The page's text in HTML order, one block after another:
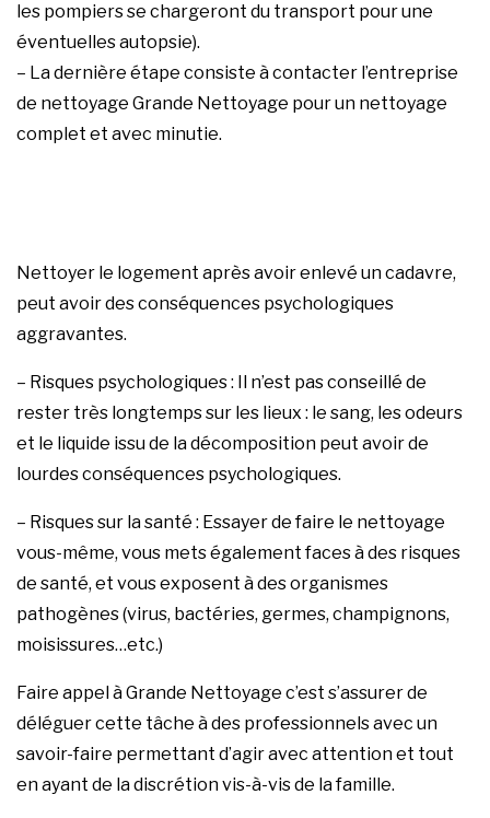
les pompiers se chargeront du transport pour une
éventuelles autopsie).
– La dernière étape consiste à contacter l’entreprise
de nettoyage Grande Nettoyage pour un nettoyage
complet et avec minutie.
Nettoyer le logement après avoir enlevé un cadavre,
peut avoir des conséquences psychologiques
aggravantes.
– Risques psychologiques : Il n’est pas conseillé de
rester très longtemps sur les lieux : le sang, les odeurs
et le liquide issu de la décomposition peut avoir de
lourdes conséquences psychologiques.
– Risques sur la santé : Essayer de faire le nettoyage
vous-même, vous mets également faces à des risques
de santé, et vous exposent à des organismes
pathogènes (virus, bactéries, germes, champignons,
moisissures…etc.)
Faire appel à Grande Nettoyage c’est s’assurer de
déléguer cette tâche à des professionnels avec un
savoir-faire permettant d’agir avec attention et tout
en ayant de la discrétion vis-à-vis de la famille.